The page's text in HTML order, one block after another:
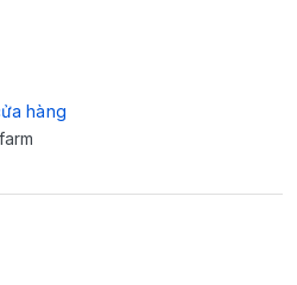
hàng